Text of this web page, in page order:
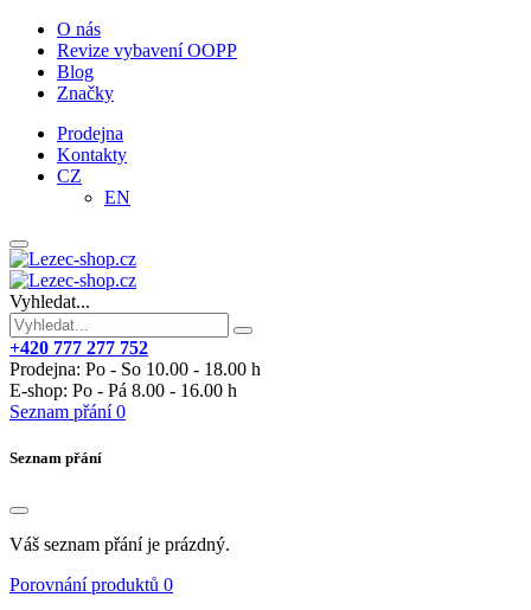
O nás
Revize vybavení OOPP
Blog
Značky
Prodejna
Kontakty
CZ
EN
Vyhledat...
+420 777 277 752
Prodejna: Po - So 10.00 - 18.00 h
E-shop: Po - Pá 8.00 - 16.00 h
Seznam přání 0
Seznam přání
Váš seznam přání je prázdný.
Porovnání produktů 0